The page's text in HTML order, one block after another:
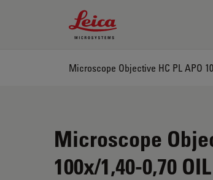
Leica Microsystems Logo
Microscope Objective HC PL APO
Microscope
100x/1,40-0,70 OIL